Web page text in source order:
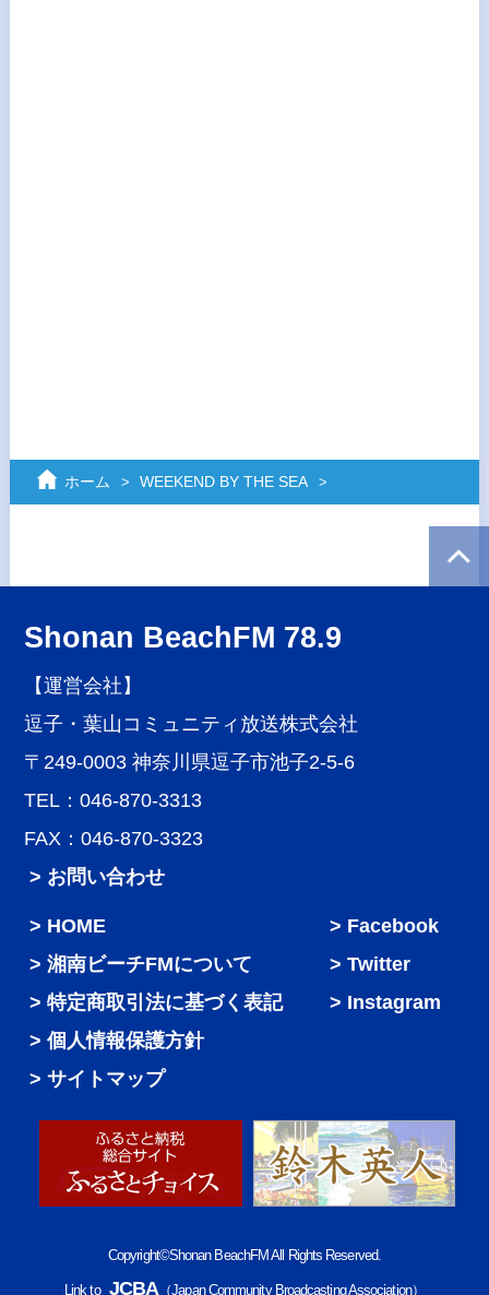
ホーム WEEKEND BY THE SEA
Shonan BeachFM 78.9
【運営会社】
逗子・葉山コミュニティ放送株式会社
〒249-0003 神奈川県逗子市池子2-5-6
TEL：046-870-3313
FAX：046-870-3323
> お問い合わせ
HOME
湘南ビーチFMについて
特定商取引法に基づく表記
個人情報保護方針
サイトマップ
Facebook
Twitter
Instagram
Copyright©Shonan BeachFM All Rights Reserved.
Link to JCBA （Japan Community Broadcasting Association）